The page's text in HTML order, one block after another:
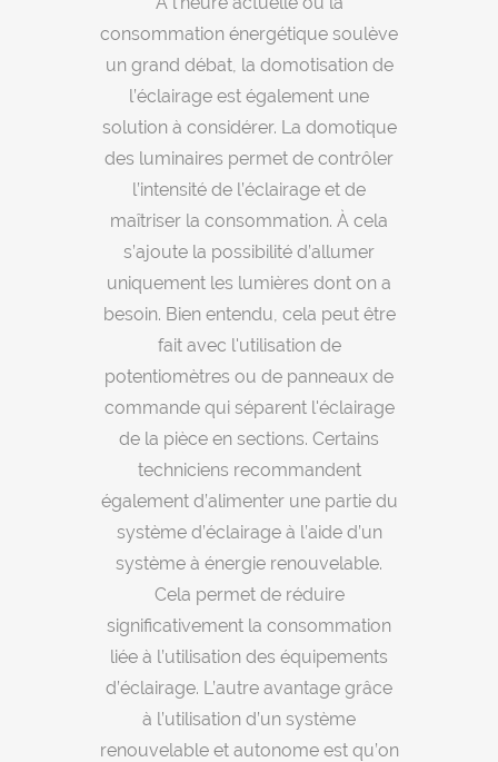
consommation énergétique soulève
un grand débat, la domotisation de
l’éclairage est également une
solution à considérer. La domotique
des luminaires permet de contrôler
l’intensité de l’éclairage et de
maîtriser la consommation. À cela
s’ajoute la possibilité d’allumer
uniquement les lumières dont on a
besoin. Bien entendu, cela peut être
fait avec l'utilisation de
potentiomètres ou de panneaux de
commande qui séparent l'éclairage
de la pièce en sections. Certains
techniciens recommandent
également d’alimenter une partie du
système d’éclairage à l’aide d’un
système à énergie renouvelable.
Cela permet de réduire
significativement la consommation
liée à l’utilisation des équipements
d’éclairage. L’autre avantage grâce
à l’utilisation d’un système
renouvelable et autonome est qu’on